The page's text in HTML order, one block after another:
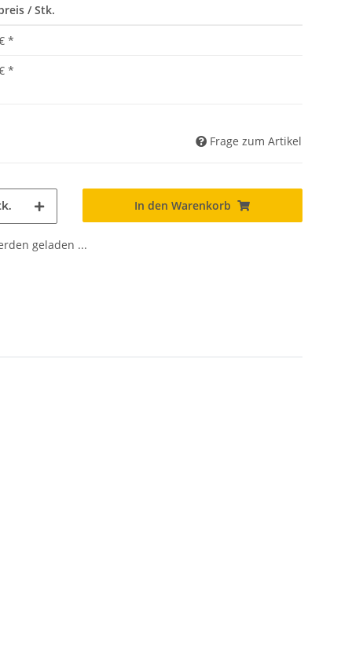
/ Stk.
*
*
Frage zum Artikel
In den Warenkorb
geladen ...